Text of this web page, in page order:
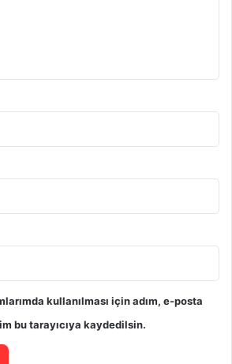
kullanılması için adım, e-posta
bu tarayıcıya kaydedilsin.